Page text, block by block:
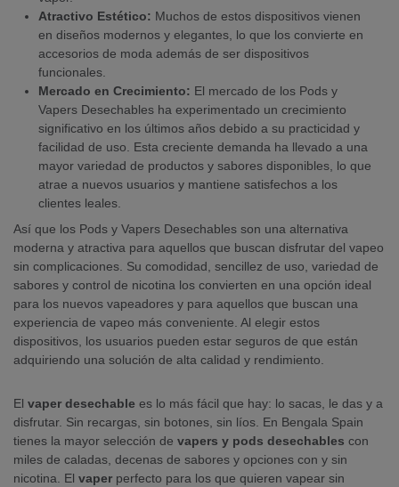
Atractivo Estético: Muchos de estos dispositivos vienen
en diseños modernos y elegantes, lo que los convierte en
accesorios de moda además de ser dispositivos
funcionales.
Mercado en Crecimiento: El mercado de los Pods y
Vapers Desechables ha experimentado un crecimiento
significativo en los últimos años debido a su practicidad y
facilidad de uso. Esta creciente demanda ha llevado a una
mayor variedad de productos y sabores disponibles, lo que
atrae a nuevos usuarios y mantiene satisfechos a los
clientes leales.
Así que los Pods y Vapers Desechables son una alternativa
moderna y atractiva para aquellos que buscan disfrutar del vapeo
sin complicaciones. Su comodidad, sencillez de uso, variedad de
sabores y control de nicotina los convierten en una opción ideal
para los nuevos vapeadores y para aquellos que buscan una
experiencia de vapeo más conveniente. Al elegir estos
dispositivos, los usuarios pueden estar seguros de que están
adquiriendo una solución de alta calidad y rendimiento.
El vaper desechable es lo más fácil que hay: lo sacas, le das y a
disfrutar. Sin recargas, sin botones, sin líos. En Bengala Spain
tienes la mayor selección de vapers y pods desechables con
miles de caladas, decenas de sabores y opciones con y sin
nicotina. El vaper perfecto para los que quieren vapear sin